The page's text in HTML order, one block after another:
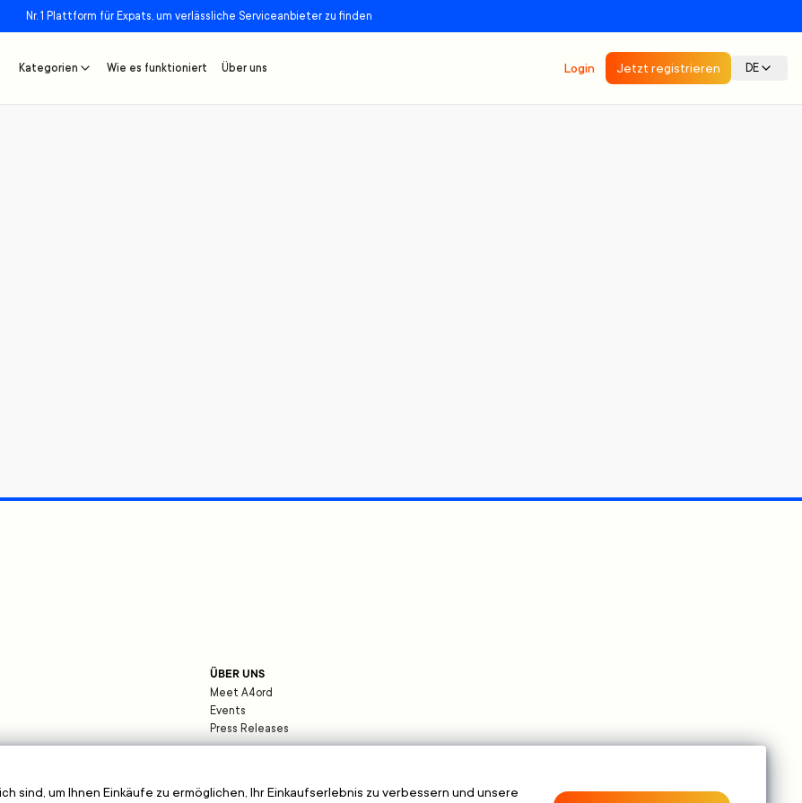
Nr. 1 Plattform für Expats, um verlässliche Serviceanbieter zu finden
Kategorien Wie es funktioniert Über uns Login Jetzt registrieren DE
ÜBER UNS
Meet A4ord
Events
Press Releases
sind, um Ihnen Einkäufe zu ermöglichen, Ihr Einkaufserlebnis zu verbessern und unsere